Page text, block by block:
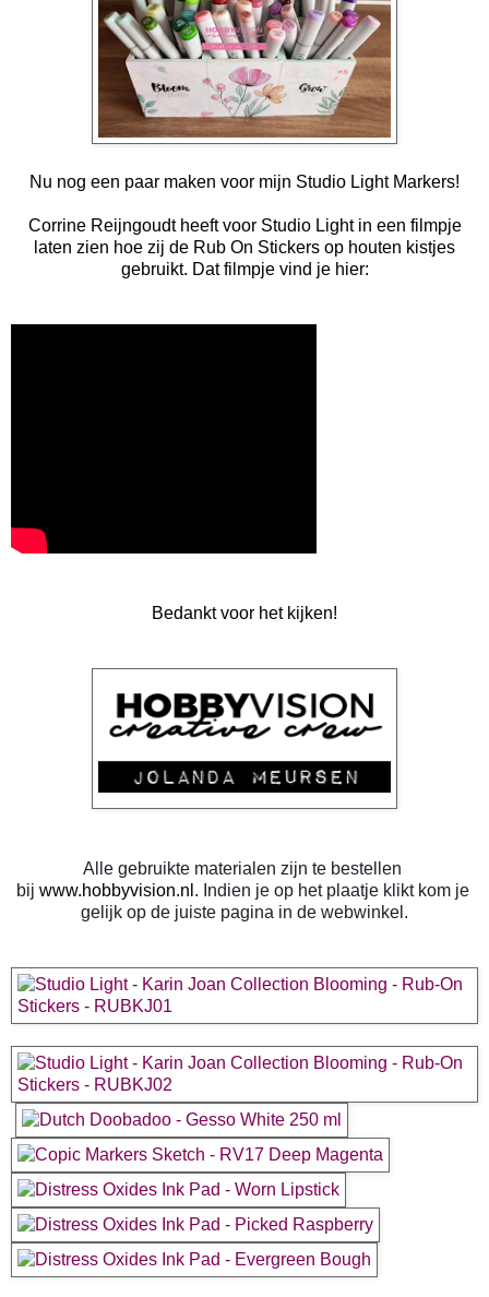
Nu nog een paar maken voor mijn Studio Light Markers!
Corrine Reijngoudtheeft voor Studio Light in een filmpje
laten zien hoe zij de Rub On Stickers op houten kistjes
gebruikt. Dat filmpje vind je hier:
Bedankt voor het kijken!
Alle gebruikte materialen zijn te bestellen
bij www.hobbyvision.nl . Indien je op het plaatje klikt kom je
gelijk op de juiste pagina in de webwinkel.